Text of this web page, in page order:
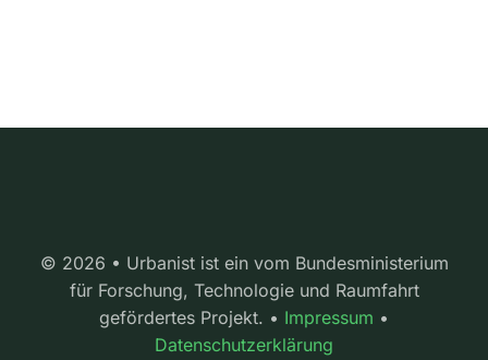
© 2026 • Urbanist ist ein vom Bundesministerium
für Forschung, Technologie und Raumfahrt
gefördertes Projekt. • Impressum •
Datenschutzerklärung